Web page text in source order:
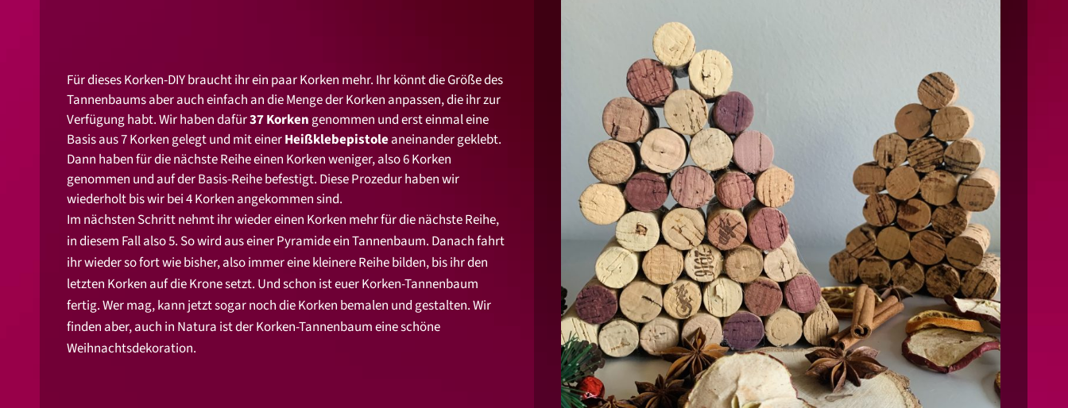
Für dieses Korken-DIY braucht ihr ein paar Korken mehr. Ihr könnt die Größe des
Tannenbaums aber auch einfach an die Menge der Korken anpassen, die ihr zur
Verfügung habt. Wir haben dafür37 Korkengenommen und erst einmal eine
Basis aus 7 Korken gelegt und mit einerHeißklebepistoleaneinander geklebt.
Dann haben für die nächste Reihe einen Korken weniger, also 6 Korken
genommen und auf der Basis-Reihe befestigt. Diese Prozedur haben wir
wiederholt bis wir bei 4 Korken angekommen sind.
Im nächsten Schritt nehmt ihr wieder einen Korken mehr für die nächste Reihe,
in diesem Fall also 5. So wird aus einer Pyramide ein Tannenbaum. Danach fahrt
ihr wieder so fort wie bisher, also immer eine kleinere Reihe bilden, bis ihr den
letzten Korken auf die Krone setzt. Und schon ist euer Korken-Tannenbaum
fertig. Wer mag, kann jetzt sogar noch die Korken bemalen und gestalten. Wir
finden aber, auch in Natura ist der Korken-Tannenbaum eine schöne
Weihnachtsdekoration.